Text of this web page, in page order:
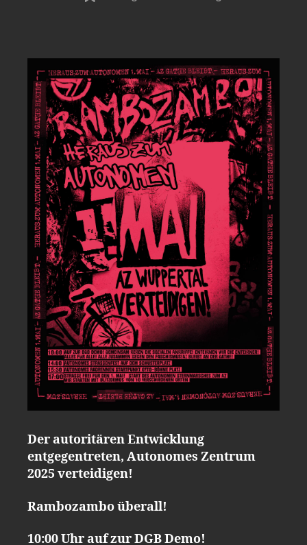
Der autoritären Entwicklung
entgegentreten, Autonomes Zentrum
2025 verteidigen!
Rambozambo überall!
10:00 Uhr auf zur DGB Demo!